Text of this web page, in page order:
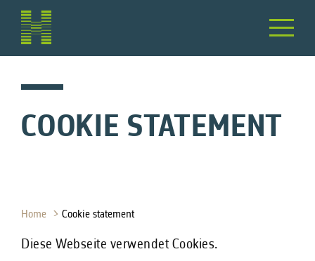
COOKIE STATEMENT
Home Cookie statement
Diese Webseite verwendet Cookies.